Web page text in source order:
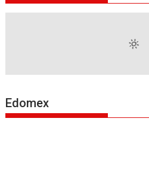
Edomex